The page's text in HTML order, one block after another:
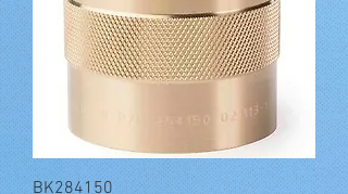
BK284150